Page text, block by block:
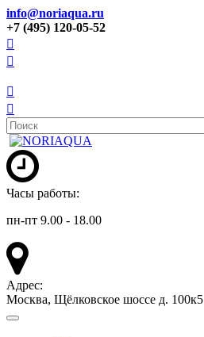
info@noriaqua.ru
+7 (495) 120-05-52
Часы работы:
пн-пт 9.00 - 18.00
Адрес:
Москва, Щёлковское шоссе д. 100к5